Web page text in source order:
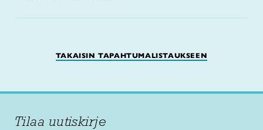
TAKAISIN TAPAHTUMALISTAUKSEEN
Tilaa uutiskirje